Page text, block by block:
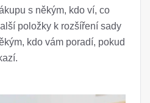
s někým, kdo ví, co
položky k rozšíření sady
kdo vám poradí, pokud